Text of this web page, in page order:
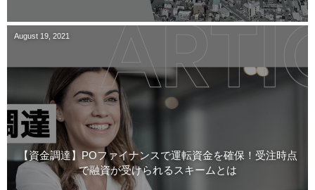
August 19 2021
【資金調達】POファイナンスで運転資金を確保！受注時点
で融資が受けられるスキームとは